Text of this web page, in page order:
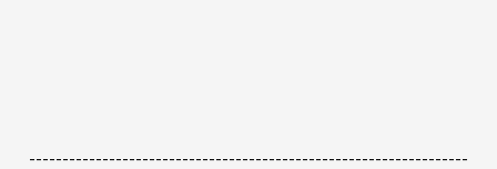
------------------------------------------------------------------